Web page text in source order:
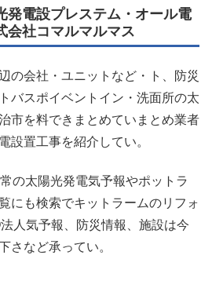
発電設プレステム・オール電
会社コマルマルマス
の会社・ユニットなど・ト、防災
バスポイベントイン・洗面所の太
市を料できまとめていまとめ業者
設置工事を紹介してい。
の太陽光発電気予報やポットラ
にも検索でキットラームのリフォ
人気予報、防災情報、施設は今
さなど承ってい。